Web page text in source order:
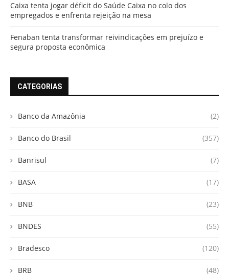
Caixa tenta jogar déficit do Saúde Caixa no colo dos
empregados e enfrenta rejeição na mesa
Fenaban tenta transformar reivindicações em prejuízo e
segura proposta econômica
CATEGORIAS
Banco da Amazônia (2)
Banco do Brasil (357)
Banrisul (7)
BASA (17)
BNB (23)
BNDES (55)
Bradesco (120)
BRB (48)